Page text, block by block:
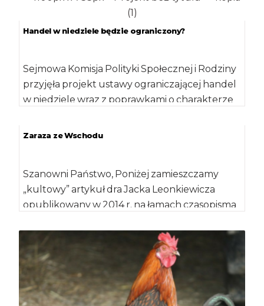
Handel w niedziele będzie ograniczony?
Sejmowa Komisja Polityki Społecznej i Rodziny
przyjęła projekt ustawy ograniczającej handel
w niedziele wraz z poprawkami o charakterze
Zaraza ze Wschodu
Szanowni Państwo, Poniżej zamieszczamy
„kultowy” artykuł dra Jacka Leonkiewicza
opublikowany w 2014 r. na łamach czasopisma